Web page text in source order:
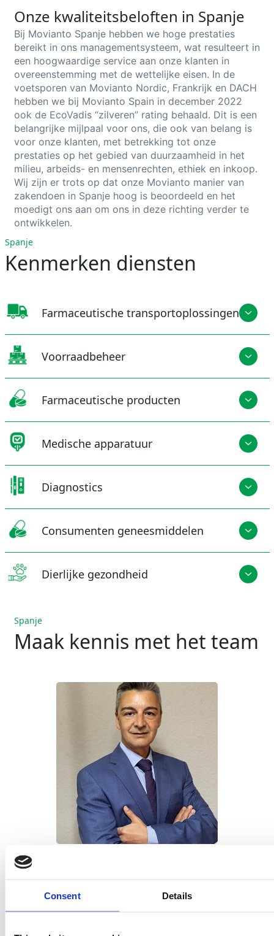
Consent Details
Onze kwaliteitsbeloften in Spanje
Bij Movianto Spanje hebben we hoge prestaties
bereikt in ons managementsysteem, wat resulteert in
een hoogwaardige service aan onze klanten in
overeenstemming met de wettelijke eisen. In de
voetsporen van Movianto Nordic, Frankrijk en DACH
hebben we bij Movianto Spain in december 2022
ook de EcoVadis“zilveren” rating behaald. Dit is een
belangrijke mijlpaal voor ons, die ook van belang is
voor onze klanten, met betrekking tot onze
prestaties op het gebied van duurzaamheid in het
milieu, arbeids- en mensenrechten, ethiek en inkoop.
Wij zijn er trots op dat onze Movianto manier van
zakendoen in Spanje hoog is beoordeeld en het
moedigt ons aan om ons in deze richting verder te
ontwikkelen.
Spanje
Kenmerken diensten
Farmaceutische transportoplossingen
Voorraadbeheer
Farmaceutische producten
Medische apparatuur
Diagnostics
Consumenten geneesmiddelen
Dierlijke gezondheid
Spanje
Maak kennis met het team
Spain